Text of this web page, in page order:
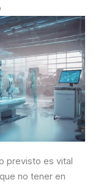
previsto es vital
no tener en